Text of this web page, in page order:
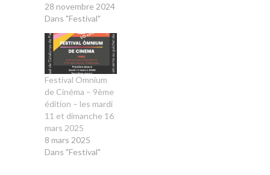
28 novembre 2024
Dans "Festival"
Festival Omnium
de Cinéma – 9ème
édition – les mardi
11 et dimanche 16
mars 2025
8 mars 2025
Dans "Festival"